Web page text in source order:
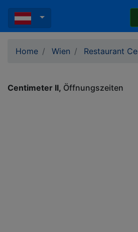
Home Wien Restaurant
Centimeter II Öffnungszeiten